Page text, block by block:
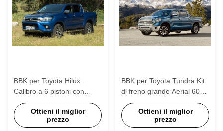
BBK per Toyota Hilux
Calibro a 6 pistoni con
rotore da 355*32 mm Kit di
freno grande con quattro
pastiglie di freno
Ottieni il miglior
prezzo
BBK per Toyota Tundra Kit
di freno grande Aerial 6082
Legatura di alluminio 405 *
34mm Rotore
Ottieni il miglior
prezzo